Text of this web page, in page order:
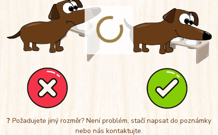
? Požadujete jiný rozměr? Není problém, stačí napsat do poznámky
nebo nás kontaktujte.